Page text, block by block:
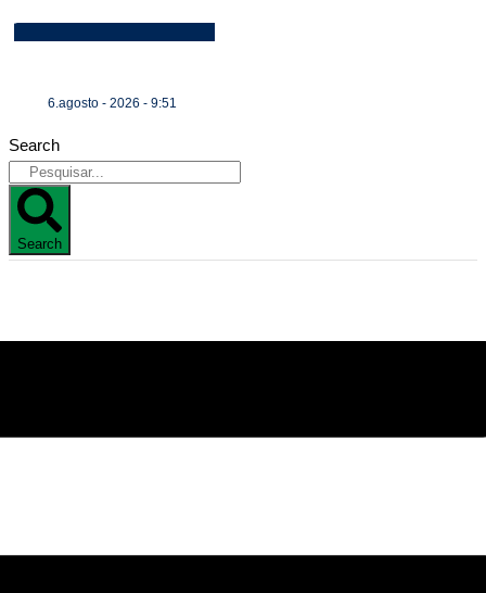
6.agosto - 2026 - 9:51
Search
Search